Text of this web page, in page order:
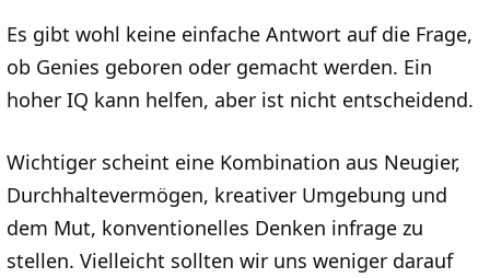
Es gibt wohl keine einfache Antwort auf die Frage,
ob Genies geboren oder gemacht werden. Ein
hoher IQ kann helfen, aber ist nicht entscheidend.
Wichtiger scheint eine Kombination aus Neugier,
Durchhaltevermögen, kreativer Umgebung und
dem Mut, konventionelles Denken infrage zu
stellen. Vielleicht sollten wir uns weniger darauf